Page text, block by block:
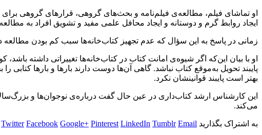
او تماشای فیلم، مطالعه‌ی فیلم‌نامه و بحث‌های گروهی، قرارهای گروهی
ایجاد روابط گرم و دوستانه و ایجاد محافل علمی مفید و تشویق افراد به
زمانی در پاسخ به این سؤال که عدم تجهیز کتاب‌خانه‌ها سبب کم بودن
او با بیان این‌که اگر شیوه‌ی امانت کتاب در کتاب‌خانه‌ها تغییراتی داشته
پایبند تحویل به‌موقع کتاب نباشد. گاهی آن‌ها دوست دارند بارها و بارها کتابی
بهتر است پایبند قوانینشان نکرد.
این کارشناس ارشد کتاب‌داری در عین حال گفت درباره‌ی نوجوان‌ها و
می‌کند.
به اشتراک بگذارید Twitter Facebook Google+ Pinterest LinkedIn Tumblr Email